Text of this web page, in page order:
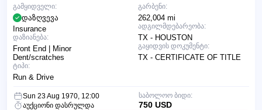
გარბენი:
262,004 mi
ადგილმდებარეობა:
TX - HOUSTON
გაყიდვის დოკუმენტი:
TX - CERTIFICATE OF TITLE
გამყიდველი:
დაზღვევა
Insurance
დაზიანება:
Front End | Minor
Dent/scratches
ტიპი:
Run & Drive
Sun 23 Aug 1970, 12:00
აუქციონი დასრულდა
საბოლოო ბიდი:
750 USD